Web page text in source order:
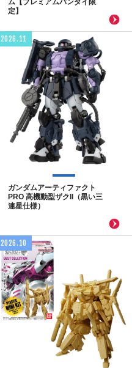
定】
2026.11
ガンダムアーティファクト
PRO 高機動型ザクII（黒い三
連星仕様）
2026.10